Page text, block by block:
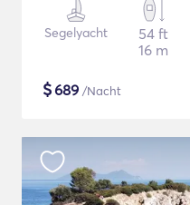
Segelyacht
54 ft
16 m
$689 /Nacht